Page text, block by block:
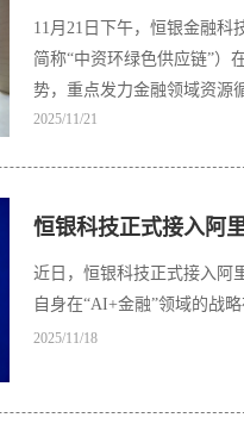
11月21日下午，恒银金融科
简称“中资环绿色供应链”）
势，重点发力金融领域资源
2025/11/21
恒银科技正式接入阿
近日，恒银科技正式接入阿
自身在“AI+金融”领域的战
2025/11/18